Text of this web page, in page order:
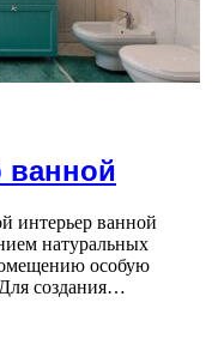
ванной
интерьер ванной
натуральных
особую
создания…